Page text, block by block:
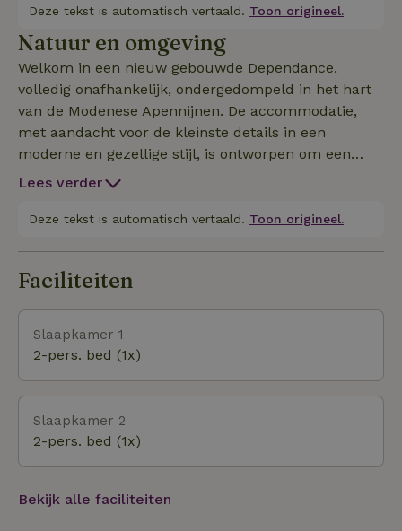
excursies, E-bikes, romantische of familieweekenden.
Deze tekst is automatisch vertaald. Toon origineel.
Natuur en omgeving
Welkom in een nieuw gebouwde Dependance,
volledig onafhankelijk, ondergedompeld in het hart
van de Modenese Apennijnen. De accommodatie,
met aandacht voor de kleinste details in een
moderne en gezellige stijl, is ontworpen om een
echte ervaring van ontspanning en contact met de
Lees verder
Deze tekst is automatisch vertaald. Toon origineel.
Faciliteiten
Slaapkamer 1
2-pers. bed (1x)
Slaapkamer 2
2-pers. bed (1x)
Bekijk alle faciliteiten